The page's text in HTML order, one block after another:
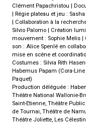
Clément Papachristou |
| Régie plateau et jeu :
| Collaboration à la
Silvio Palomo | Création
mouvement : Sophie Melis |
son : Alice Spenlé en
mise en scène et
Costumes : Silvia Rith
Habemus Papam (Cora-
Paquet)
Production déléguée :
Théâtre National Wallonie-
Saint-Etienne, Théâtre
de Tournai, Théâtre de
Théâtre Joliette, Les